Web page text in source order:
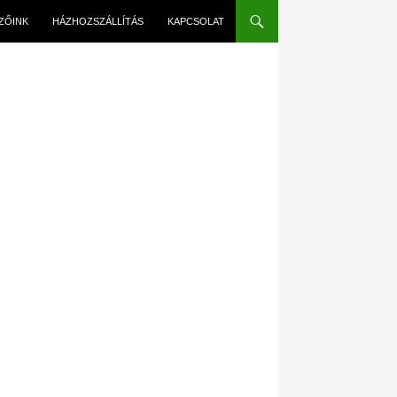
HÁZHOZSZÁLLÍTÁS KAPCSOLAT